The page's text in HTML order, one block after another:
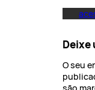
Deixe
O seu